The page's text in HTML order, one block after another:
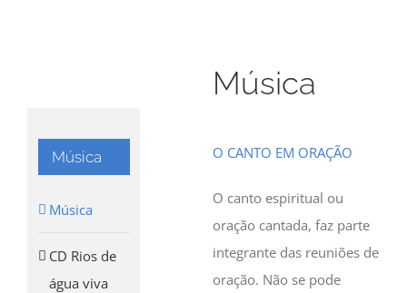
Música
O CANTO EM ORAÇÃO
O canto espiritual ou
oração cantada, faz parte
integrante das reuniões de
oração. Não se pode
Música
Música
CD Rios de
água viva